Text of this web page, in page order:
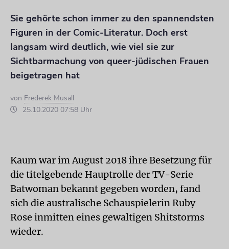
Sie gehörte schon immer zu den spannendsten
Figuren in der Comic-Literatur. Doch erst
langsam wird deutlich, wie viel sie zur
Sichtbarmachung von queer-jüdischen Frauen
beigetragen hat
von Frederek Musall
25.10.2020 07:58 Uhr
Kaum war im August 2018 ihre Besetzung für
die titelgebende Hauptrolle der TV-Serie
Batwoman bekannt gegeben worden, fand
sich die australische Schauspielerin Ruby
Rose inmitten eines gewaltigen Shitstorms
wieder.